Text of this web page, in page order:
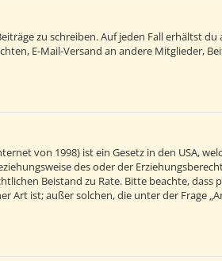
zu schreiben. Auf jeden Fall erhältst du
E-Mail-Versand an andere Mitglieder,
von 1998) ist ein Gesetz in den USA,
des oder der
Beistand zu Rate. Bitte beachte, dass
Art ist; außer solchen, die unter der Frage